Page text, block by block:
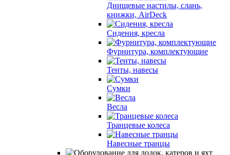
Днищевые настилы, слань,
книжки, AirDeck
Сидения, кресла
Фурнитура, комплектующие
Тенты, навесы
Сумки
Весла
Транцевые колеса
Навесные транцы